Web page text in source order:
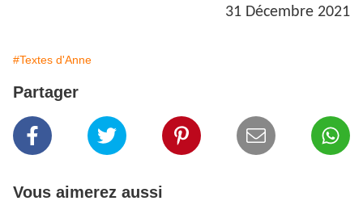
31 Décembre 2021
#Textes d'Anne
Partager
Vous aimerez aussi